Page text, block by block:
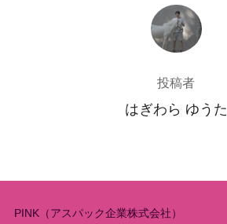
投稿者
投稿者
はぎわら ゆうた
PINK（アスパック企業株式会社）